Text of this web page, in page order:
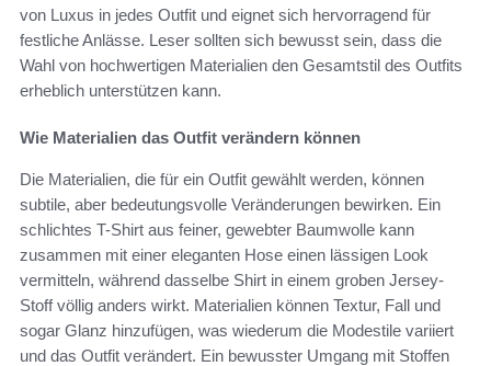
von Luxus in jedes Outfit und eignet sich hervorragend für
festliche Anlässe. Leser sollten sich bewusst sein, dass die
Wahl von hochwertigen Materialien den Gesamtstil des Outfits
erheblich unterstützen kann.
Wie Materialien das Outfit verändern können
Die Materialien, die für ein Outfit gewählt werden, können
subtile, aber bedeutungsvolle Veränderungen bewirken. Ein
schlichtes T-Shirt aus feiner, gewebter Baumwolle kann
zusammen mit einer eleganten Hose einen lässigen Look
vermitteln, während dasselbe Shirt in einem groben Jersey-
Stoff völlig anders wirkt. Materialien können Textur, Fall und
sogar Glanz hinzufügen, was wiederum die Modestile variiert
und das Outfit verändert. Ein bewusster Umgang mit Stoffen